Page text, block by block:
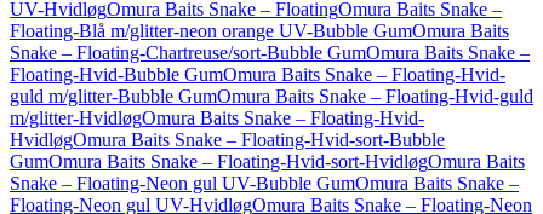
UV-HvidløgOmura Baits Snake – FloatingOmura Baits Snake –
Floating-Blå m/glitter-neon orange UV-Bubble GumOmura Baits
Snake – Floating-Chartreuse/sort-Bubble GumOmura Baits Snake –
Floating-Hvid-Bubble GumOmura Baits Snake – Floating-Hvid-
guld m/glitter-Bubble GumOmura Baits Snake – Floating-Hvid-guld
m/glitter-HvidløgOmura Baits Snake – Floating-Hvid-
HvidløgOmura Baits Snake – Floating-Hvid-sort-Bubble
GumOmura Baits Snake – Floating-Hvid-sort-HvidløgOmura Baits
Snake – Floating-Neon gul UV-Bubble GumOmura Baits Snake –
Floating-Neon gul UV-HvidløgOmura Baits Snake – Floating-Neon